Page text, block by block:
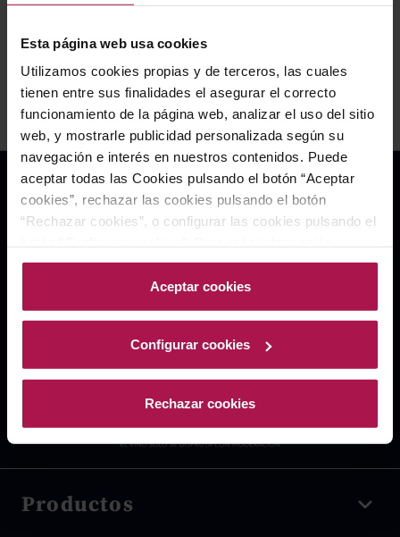
Esta página web usa cookies
Utilizamos cookies propias y de terceros, las cuales
tienen entre sus finalidades el asegurar el correcto
funcionamiento de la página web, analizar el uso del sitio
web, y mostrarle publicidad personalizada según su
navegación e interés en nuestros contenidos. Puede
aceptar todas las Cookies pulsando el botón “Aceptar
cookies”, rechazar las cookies pulsando el botón
“Rechazar cookies”, o configurar las cookies pulsando el
acceda a nuestra Política de Cookies.Para más
información acceda a nuestraPolítica de Cookies
Aceptar cookies
Configurar cookies
Rechazar cookies
AÑADIR
Productos